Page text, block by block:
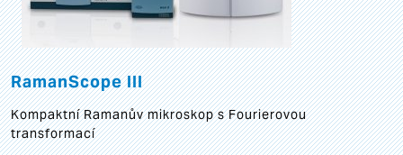
RamanScope III
Kompaktní Ramanův mikroskop s Fourierovou
transformací